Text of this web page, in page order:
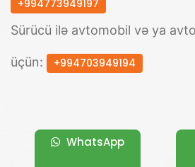
+994773949197
Sürücü ilə avtomobil və ya
üçün: +994703949194
WhatsApp